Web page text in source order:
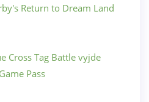
Return to Dream Land
Cross Tag Battle vyjde
Pass